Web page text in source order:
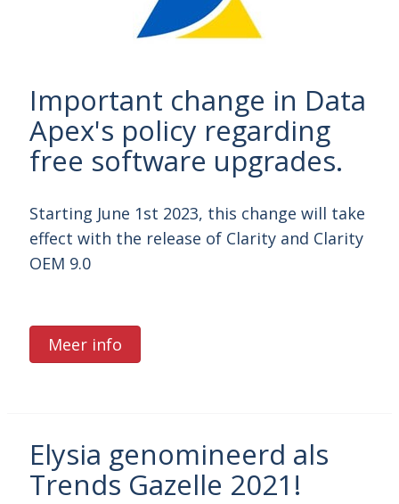
Important change in Data
Apex's policy regarding
free software upgrades.
Starting June 1st 2023, this change will take
effect with the release of Clarity and Clarity
OEM 9.0
Meer info
Elysia genomineerd als
Trends Gazelle 2021!